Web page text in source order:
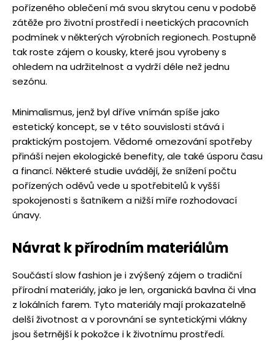
pořízeného oblečení má svou skrytou cenu v podobě
zátěže pro životní prostředí i neetických pracovních
podmínek v některých výrobních regionech. Postupně
tak roste zájem o kousky, které jsou vyrobeny s
ohledem na udržitelnost a vydrží déle než jednu
sezónu.
Minimalismus, jenž byl dříve vnímán spíše jako
estetický koncept, se v této souvislosti stává i
praktickým postojem. Vědomé omezování spotřeby
přináší nejen ekologické benefity, ale také úsporu času
a financí. Některé studie uvádějí, že snížení počtu
pořízených oděvů vede u spotřebitelů k vyšší
spokojenosti s šatníkem a nižší míře rozhodovací
únavy.
Návrat k přírodním materiálům
Součástí slow fashion je i zvýšený zájem o tradiční
přírodní materiály, jako je len, organická bavlna či vlna
z lokálních farem. Tyto materiály mají prokazatelně
delší životnost a v porovnání se syntetickými vlákny
jsou šetrnější k pokožce i k životnímu prostředí.